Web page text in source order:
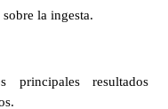
la ingesta.
resultados